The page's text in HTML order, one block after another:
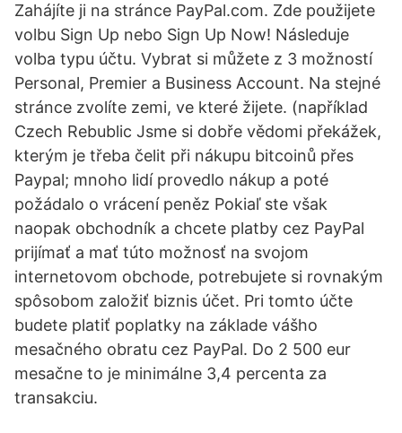
Zahájíte ji na stránce PayPal.com. Zde použijete
volbu Sign Up nebo Sign Up Now! Následuje
volba typu účtu. Vybrat si můžete z 3 možností
Personal, Premier a Business Account. Na stejné
stránce zvolíte zemi, ve které žijete. (například
Czech Rebublic Jsme si dobře vědomi překážek,
kterým je třeba čelit při nákupu bitcoinů přes
Paypal; mnoho lidí provedlo nákup a poté
požádalo o vrácení peněz Pokiaľ ste však
naopak obchodník a chcete platby cez PayPal
prijímať a mať túto možnosť na svojom
internetovom obchode, potrebujete si rovnakým
spôsobom založiť biznis účet. Pri tomto účte
budete platiť poplatky na základe vášho
mesačného obratu cez PayPal. Do 2 500 eur
mesačne to je minimálne 3,4 percenta za
transakciu.